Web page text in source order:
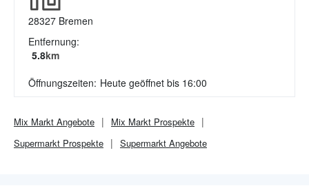
28327 Bremen
Entfernung:
5.8km
Öffnungszeiten: Heute geöffnet bis 16:00
Mix Markt Angebote Mix Markt Prospekte
Supermarkt Prospekte Supermarkt Angebote